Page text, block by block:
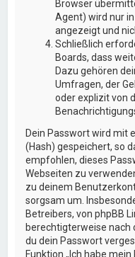
Browser
Agent) wird nur in
angezeigt und
Schließlich
Boards, dass
Dazu gehören
Umfragen, der
oder explizit von
Dein Passwort wird mit
(Hash) gespeichert, so
empfohlen, dieses
Webseiten zu
zu deinem
sorgsam um.
Betreibers, von phpBB
berechtigterweise
du dein Passwort
Funktion „Ich habe